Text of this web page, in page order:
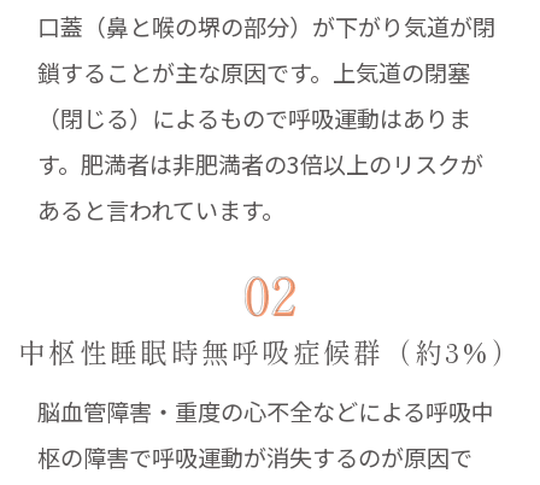
口蓋（鼻と喉の堺の部分）が下がり気道が閉
鎖することが主な原因です。上気道の閉塞
（閉じる）によるもので呼吸運動はありま
す。肥満者は非肥満者の3倍以上のリスクが
あると言われています。
中枢性睡眠時無呼吸症候群（約3%）
脳血管障害・重度の心不全などによる呼吸中
枢の障害で呼吸運動が消失するのが原因で